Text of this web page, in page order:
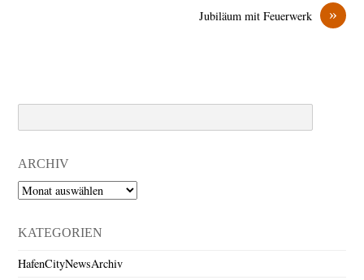
»
Jubiläum mit Feuerwerk
ARCHIV
Archiv
KATEGORIEN
HafenCityNewsArchiv